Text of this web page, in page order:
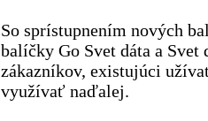
So sprístupnením nových
balíčky Go Svet dáta a
zákazníkov, existujúci
využívať naďalej.